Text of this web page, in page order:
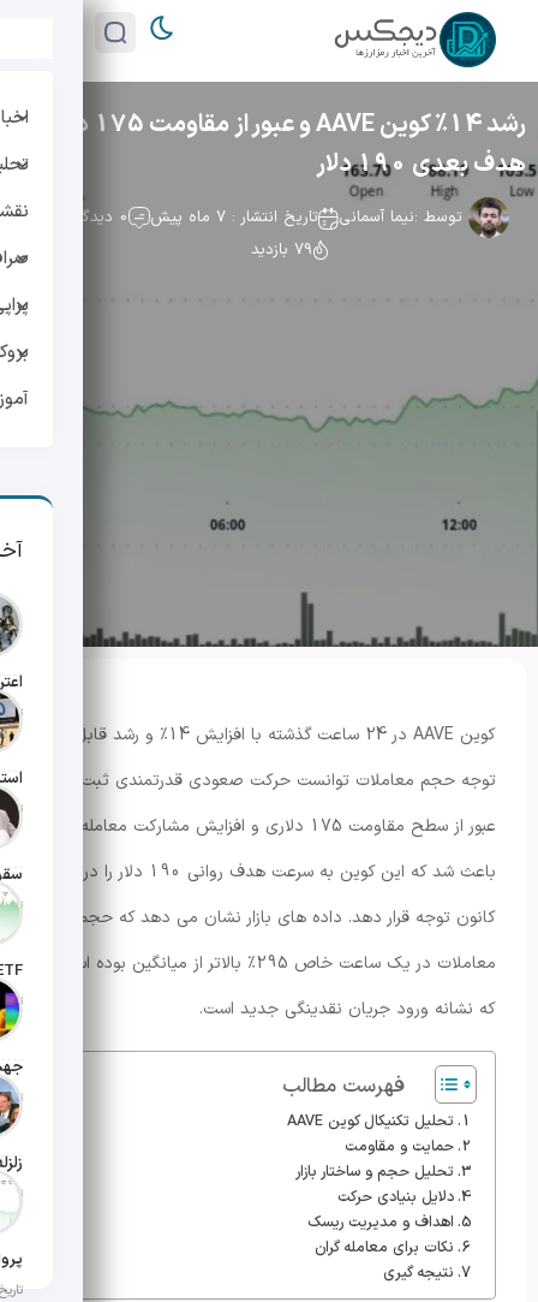
تاریخ
تاریخ
تاریخ
تاریخ
تاریخ
تاریخ
تاریخ
رشد 14٪ کوین AAVE و عبور از مقاومت 175 دلار؛
هدف بعدی 190 دلار
توسط :نیما آسمانی تاریخ انتشار : 7 ماه پیش
0 دیدگاه
79 بازدید
کوین AAVE در 24 ساعت گذشته با افزایش 14٪ و رشد قابل
توجه حجم معاملات توانست حرکت صعودی قدرتمندی ثبت کند.
عبور از سطح مقاومت 175 دلاری و افزایش مشارکت معامله گران
باعث شد که این کوین به سرعت هدف روانی 190 دلار را در
کانون توجه قرار دهد. داده های بازار نشان می دهد که حجم
معاملات در یک ساعت خاص 295٪ بالاتر از میانگین بوده است
که نشانه ورود جریان نقدینگی جدید است.
فهرست مطالب
تحلیل تکنیکال کوین AAVE
حمایت و مقاومت
تحلیل حجم و ساختار بازار
دلایل بنیادی حرکت
اهداف و مدیریت ریسک
نکات برای معامله گران
نتیجه گیری